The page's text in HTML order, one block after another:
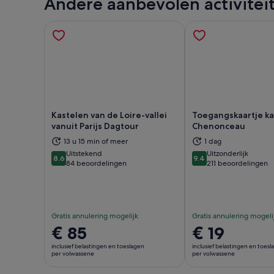
Kastelen van de Loire-vallei
vanuit Parijs Dagtour
13 u 15 min of meer
8.68.6 van 10
Uitstekend
84 beoordelingen
Gratis annulering mogelijk
De
prijs
is
€ 85
inclusief belastingen en toeslagen
per volwassene
Opent een nieuwe tab
Toegangskaartje
Chenonceau
1 dag
9.49.4 van 10
Uitzonderlijk
211 beoordelingen
Gratis annulering
De
prijs
is
€ 19
inclusief belastingen en
per volwassene